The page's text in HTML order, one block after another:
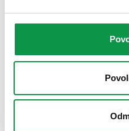
Viac